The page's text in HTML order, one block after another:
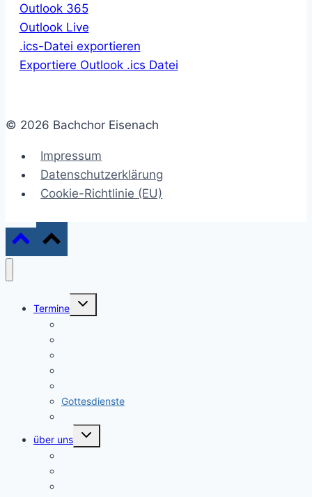
Outlook 365
Outlook Live
.ics-Datei exportieren
Exportiere Outlook .ics Datei
© 2026 Bachchor Eisenach
Impressum
Datenschutzerklärung
Cookie-Richtlinie (EU)
Termine
Untermenü
Gottesdienste
über uns
Untermenü